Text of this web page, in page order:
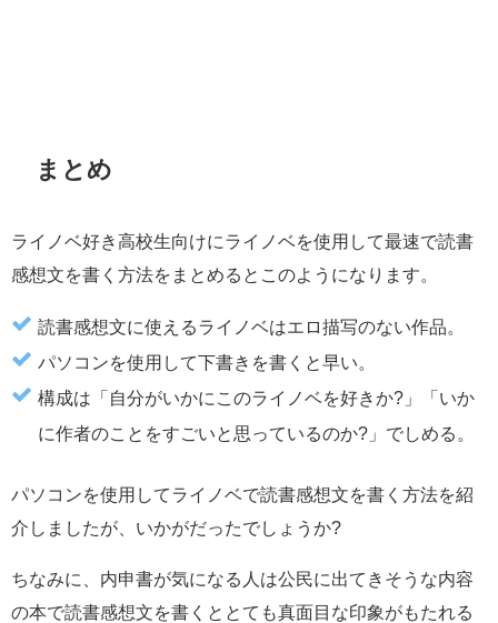
まとめ
ライノベ好き高校生向けにライノベを使用して最速で読書
感想文を書く方法をまとめるとこのようになります。
読書感想文に使えるライノベはエロ描写のない作品。
パソコンを使用して下書きを書くと早い。
構成は「自分がいかにこのライノベを好きか?」「いか
に作者のことをすごいと思っているのか?」でしめる。
パソコンを使用してライノベで読書感想文を書く方法を紹
介しましたが、いかがだったでしょうか?
ちなみに、内申書が気になる人は公民に出てきそうな内容
の本で読書感想文を書くととても真面目な印象がもたれる